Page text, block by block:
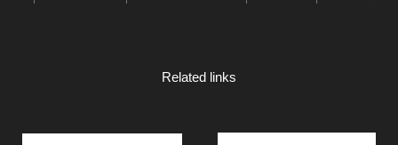
Related links